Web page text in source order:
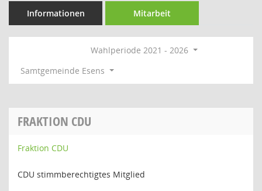
Informationen Mitarbeit
Wahlperiode 2021 - 2026
Samtgemeinde Esens
FRAKTION CDU
Fraktion CDU
CDU stimmberechtigtes Mitglied